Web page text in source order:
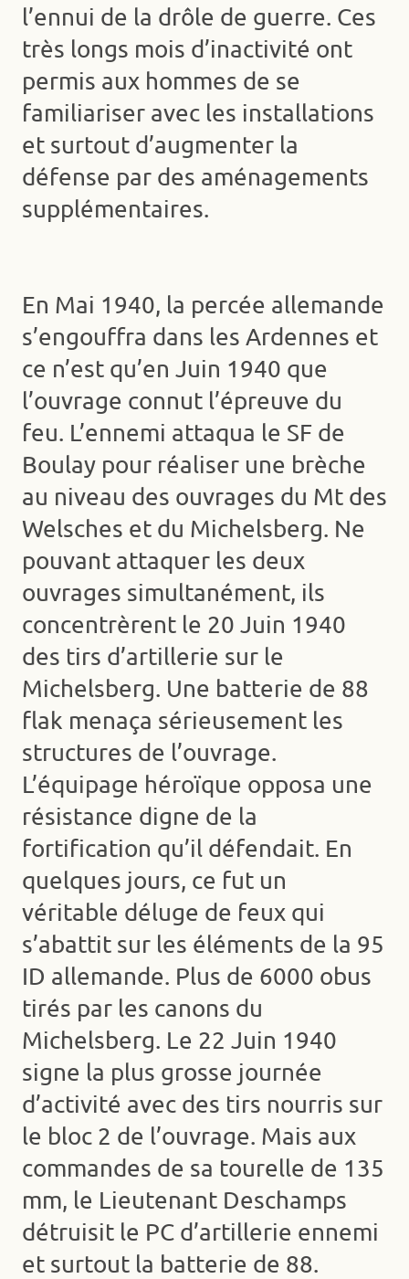
l’ennui de la drôle de guerre. Ces
très longs mois d’inactivité ont
permis aux hommes de se
familiariser avec les installations
et surtout d’augmenter la
défense par des aménagements
supplémentaires.
En Mai 1940, la percée allemande
s’engouffra dans les Ardennes et
ce n’est qu’en Juin 1940 que
l’ouvrage connut l’épreuve du
feu. L’ennemi attaqua le SF de
Boulay pour réaliser une brèche
au niveau des ouvrages du Mt des
Welsches et du Michelsberg. Ne
pouvant attaquer les deux
ouvrages simultanément, ils
concentrèrent le 20 Juin 1940
des tirs d’artillerie sur le
Michelsberg. Une batterie de 88
flak menaça sérieusement les
structures de l’ouvrage.
L’équipage héroïque opposa une
résistance digne de la
fortification qu’il défendait. En
quelques jours, ce fut un
véritable déluge de feux qui
s’abattit sur les éléments de la 95
ID allemande. Plus de 6000 obus
tirés par les canons du
Michelsberg. Le 22 Juin 1940
signe la plus grosse journée
d’activité avec des tirs nourris sur
le bloc 2 de l’ouvrage. Mais aux
commandes de sa tourelle de 135
mm, le Lieutenant Deschamps
détruisit le PC d’artillerie ennemi
et surtout la batterie de 88.